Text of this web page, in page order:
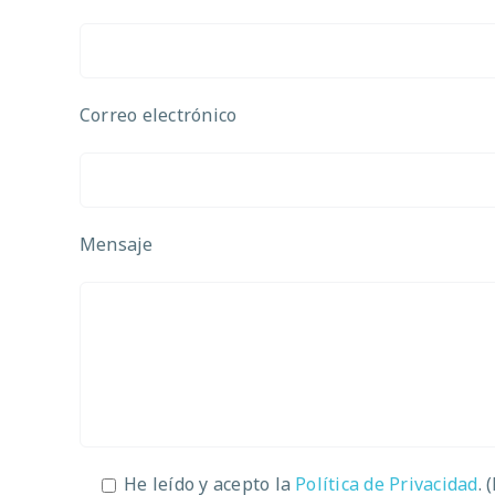
Correo electrónico
Mensaje
He leído y acepto la Política de Privacidad.